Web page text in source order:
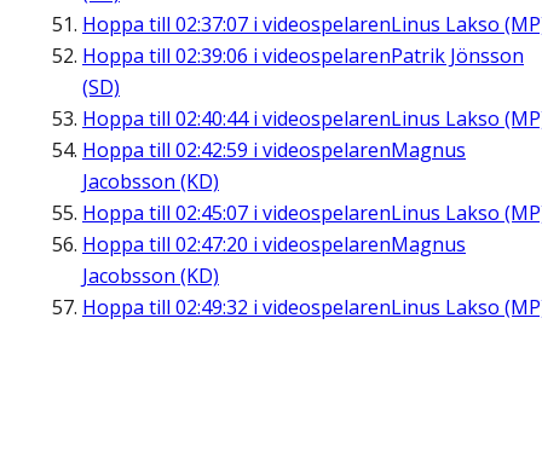
Hoppa till 02:37:07 i videospelarenLinus Lakso
Hoppa till 02:39:06 i videospelarenPatrik Jönsson
(SD)
Hoppa till 02:40:44i videospelarenLinus Lakso
Hoppa till 02:42:59 i videospelarenMagnus
Jacobsson (KD)
Hoppa till 02:45:07 i videospelarenLinus Lakso
Hoppa till 02:47:20 i videospelarenMagnus
Jacobsson (KD)
Hoppa till 02:49:32 i videospelarenLinus Lakso